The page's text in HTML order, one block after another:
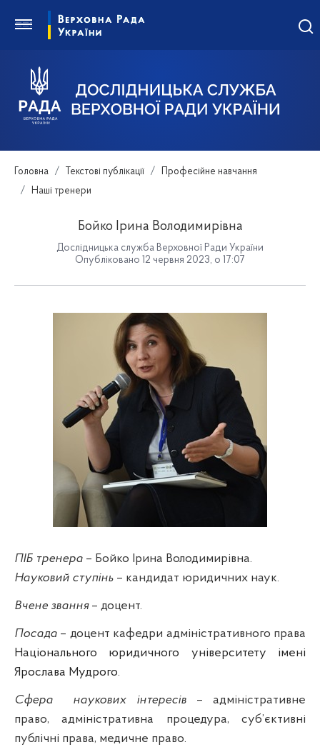
Головна Текстові публікації
Професійне навчання
Наші тренери
Бойко Ірина Володимирівна
Дослідницька служба Верховної Ради України
Опубліковано 12 червня 2023, о 17:07
ПІБ тренера – Бойко Ірина Володимирівна.
Науковий ступінь – кандидат юридичних наук.
Вчене звання– доцент.
Посада – доцент кафедри адміністративного права
Національного юридичного університету імені
Ярослава Мудрого.
Сфера наукових інтересів – адміністративне
право, адміністративна процедура, суб’єктивні
публічні права, медичне право.